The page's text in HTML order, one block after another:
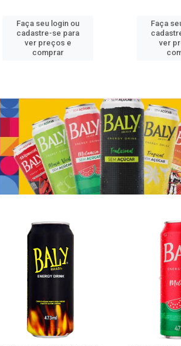
Faça seu login ou
cadastre-se para
ver preços e
comprar
Faça
ver